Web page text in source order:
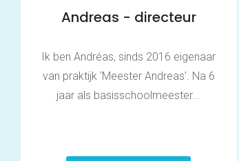
Andreas - directeur
Ik ben Andréas, sinds 2016 eigenaar
van praktijk ‘Meester Andreas’. Na 6
jaar als basisschoolmeester...